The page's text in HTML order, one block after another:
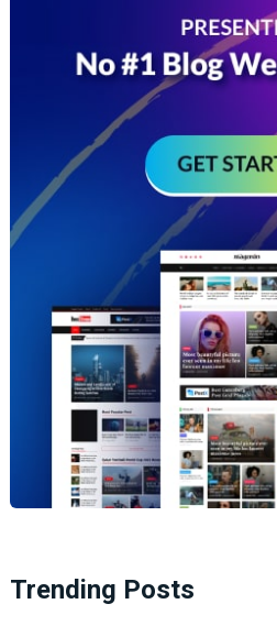
Trending Posts